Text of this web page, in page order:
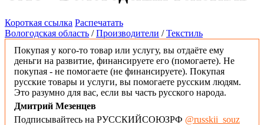
Короткая ссылка Распечатать
Вологодская область /Производители /Текстиль
Покупая у кого-то товар или услугу, вы отдаёте ему
деньги на развитие, финансируете его (помогаете). Не
покупая - не помогаете (не финансируете). Покупая
русские товары и услуги, вы помогаете русским людям.
Это разумно для вас, если вы часть русского народа.
Дмитрий Мезенцев
Подписывайтесь на РУССКИЙСОЮЗРФ @russkii_souz